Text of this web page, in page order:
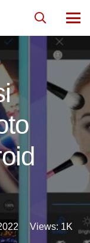
Views: 1K